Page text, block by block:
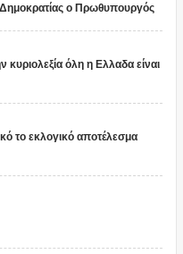
ο Πρωθυπουργός
κυριολεξία όλη η Ελλαδα είναι
το εκλογικό αποτέλεσμα